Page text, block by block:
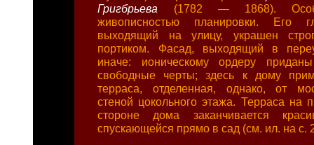
Григбрьева (1782 — 1868).
живописностью планировки. Его
выходящий на улицу, украшен
портиком. Фасад, выходящий в
иначе: ионическому ордеру
свободные черты; здесь к дому
терраса, отделенная, однако, от
стеной цокольного этажа. Терраса на
стороне дома заканчивается
спускающейся прямо в сад (см. ил. на с.